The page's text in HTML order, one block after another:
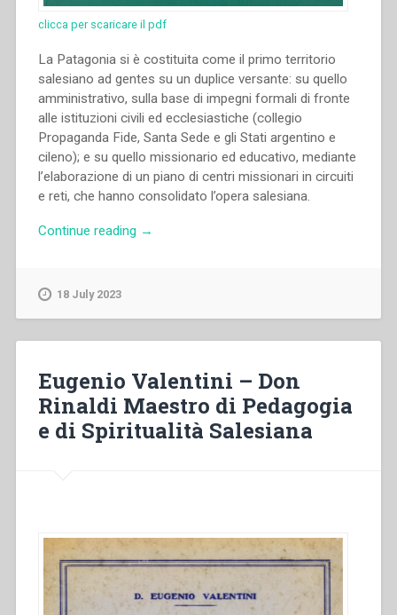
clicca per scaricare il pdf
La Patagonia si è costituita come il primo territorio
salesiano ad gentes su un duplice versante: su quello
amministrativo, sulla base di impegni formali di fronte
alle istituzioni civili ed ecclesiastiche (collegio
Propaganda Fide, Santa Sede e gli Stati argentino e
cileno); e su quello missionario ed educativo, mediante
l’elaborazione di un piano di centri missionari in circuiti
e reti, che hanno consolidato l’opera salesiana.
Continue reading “María
Patagonia
da
don
iniziale,
sviluppi,
bilancio”,
in
→
18 July 2023
Eugenio Valentini – Don
Rinaldi Maestro di Pedagogia
e di Spiritualità Salesiana